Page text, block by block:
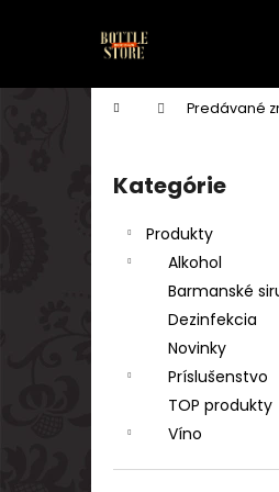
Domov Predávané
Preskočiť
kategórie
Kategórie
Produkty
Alkohol
Barmanské
Dezinfekcia
Novinky
Príslušenstvo
TOP produkty
Víno
í
Späť
do
Späť
do